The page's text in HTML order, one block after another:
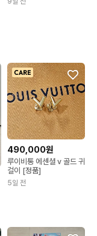
490,000원
루이비통 에센셜 v 골드 귀
걸이 [정품]
5일 전